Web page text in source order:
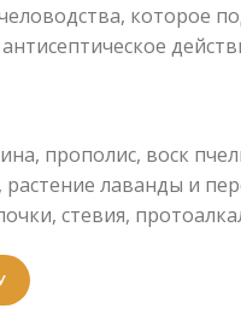
которое
прополис, воск
растение лаванды и
стевия,